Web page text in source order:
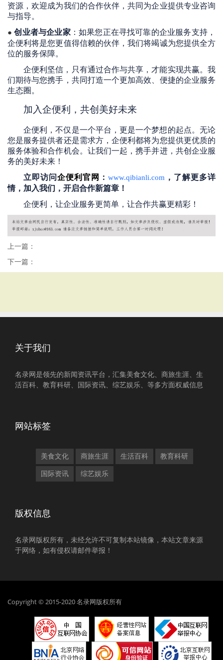
资源，欢迎成为我们的合作伙伴，共同为企业提供专业咨询
与指导。
● 创业者与企业家：如果您正在寻找可靠的企业服务支持，
企便利将是您更值得信赖的伙伴，我们将竭诚为您提供全方
位的服务保障。
企便利坚信，只有通过合作与共享，才能实现共赢。我
们期待与您携手，共同打造一个更加高效、便捷的企业服务
生态圈。
加入企便利，共创美好未来
企便利，不仅是一个平台，更是一个梦想的起点。无论
您是服务提供者还是需求方，企便利都将为您提供更优质的
服务体验和合作机会。让我们一起，携手并进，共创企业服
务的美好未来！
立即访问 企便利官网 ： www.qibianli.com ，了解更多详
情，加入我们，开启合作新篇章！
企便利，让企业服务更简单，让合作共赢更精彩！
上一篇：
下一篇：
关于我们
名录网是领先的新闻资讯平台，汇集美食文化、商旅生涯、生
活百科、教育科研、国际资讯、综艺娱乐、等多方面权威信息
网站标签
美食文化 商旅生涯 生活百科 教育科研
国际资讯 综艺娱乐
版权信息
名录网版权所有，未经允许不可复制本站镜像，本站文章来源
于网络，如有侵权请邮件举报！
Copyright © 2015-2020 名录网版权所有